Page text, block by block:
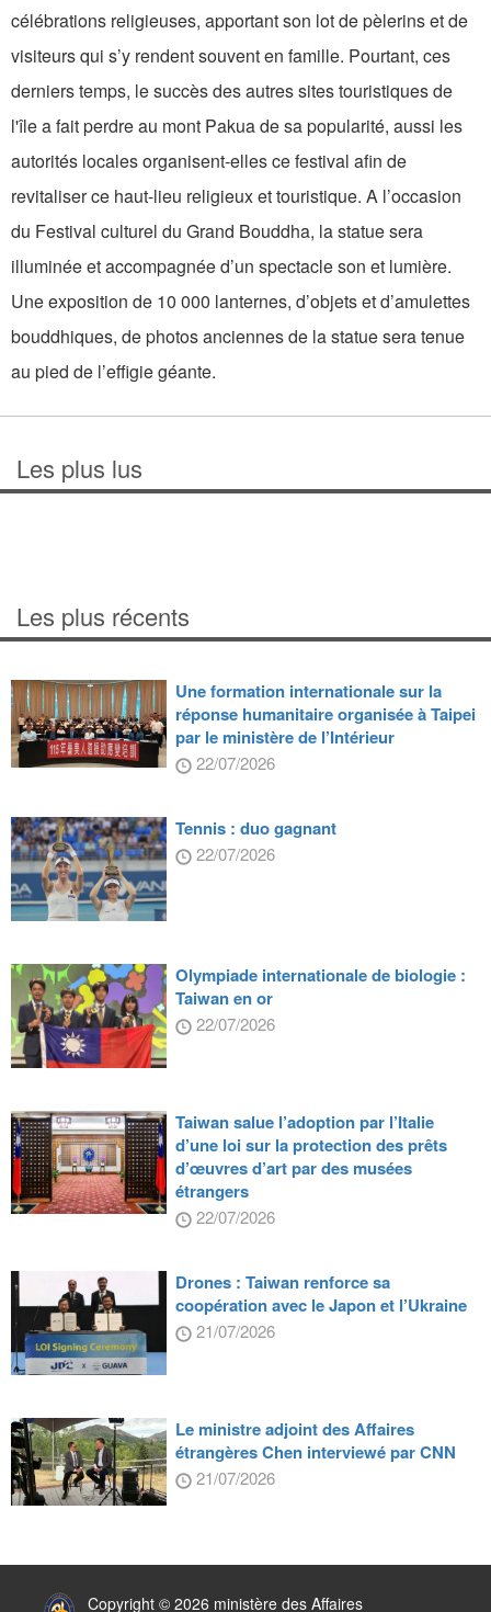
célébrations religieuses, apportant son lot de pèlerins et de
visiteurs qui s’y rendent souvent en famille. Pourtant, ces
derniers temps, le succès des autres sites touristiques de
l'île a fait perdre au mont Pakua de sa popularité, aussi les
autorités locales organisent-elles ce festival afin de
revitaliser ce haut-lieu religieux et touristique. A l’occasion
du Festival culturel du Grand Bouddha, la statue sera
illuminée et accompagnée d’un spectacle son et lumière.
Une exposition de 10 000 lanternes, d’objets et d’amulettes
bouddhiques, de photos anciennes de la statue sera tenue
au pied de l’effigie géante.
Les plus lus
Les plus récents
Une formation internationale sur la
réponse humanitaire organisée à Taipei
par le ministère de l’Intérieur
22/07/2026
Tennis : duo gagnant
22/07/2026
Olympiade internationale de biologie :
Taiwan en or
22/07/2026
Taiwan salue l’adoption par l’Italie
d’une loi sur la protection des prêts
d’œuvres d’art par des musées
étrangers
22/07/2026
Drones : Taiwan renforce sa
coopération avec le Japon et l’Ukraine
21/07/2026
Le ministre adjoint des Affaires
étrangères Chen interviewé par CNN
21/07/2026
Copyright © 2026 ministère des Affaires